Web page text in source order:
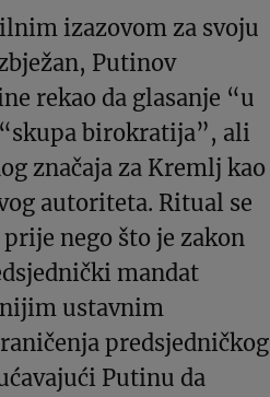
izazovom za svoju
Putinov
rekao da glasanje “u
birokratija”, ali
značaja za Kremlj kao
autoriteta. Ritual se
nego što je zakon
mandat
ustavnim
predsjedničkog
Putinu da